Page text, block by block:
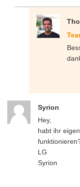
Syrion
Hey,
habt ihr
LG
Syrion